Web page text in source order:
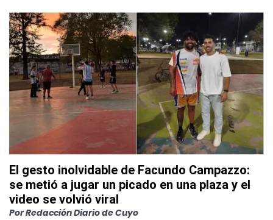
El gesto inolvidable de Facundo Campazzo:
se metió a jugar un picado en una plaza y el
video se volvió viral
PorRedacción Diario de Cuyo